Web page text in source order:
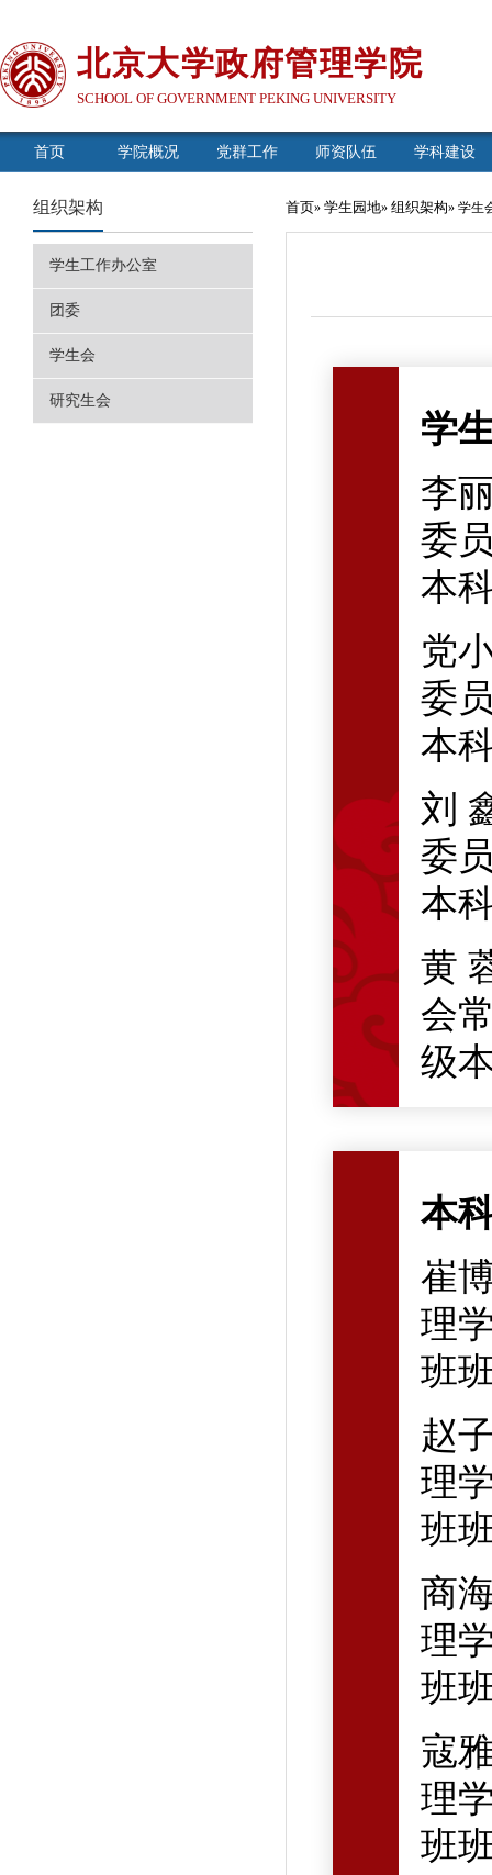
北京大学政府管理学院
SCHOOL OF GOVERNMENT PEKING UNIVERSITY
首页 学院概况 党群工作 师资队伍 学科建设
组织架构
学生工作办公室
团委
学生会
研究生会
首页» 学生园地» 组织架构» 学生
学
李
委
本
党
委
本
刘
委
本
黄
会
级
本
崔
理
班
赵
理
班
商
理
班
寇
理
班